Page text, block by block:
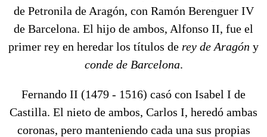
de Petronila de Aragón, con Ramón Berenguer IV
de Barcelona. El hijo de ambos, Alfonso II, fue el
primer rey en heredar los títulos de rey de Aragón y
conde de Barcelona.
Fernando II (1479 - 1516) casó con Isabel I de
Castilla. El nieto de ambos, Carlos I, heredó ambas
coronas, pero manteniendo cada una sus propias